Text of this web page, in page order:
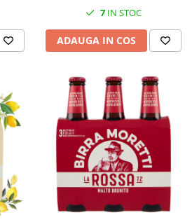
7 IN STOC
ADAUGA IN COS